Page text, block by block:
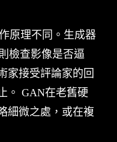
原理不同。生成器
檢查影像是否逼
家接受評論家的回
。 GAN在老舊硬
細微之處，或在複